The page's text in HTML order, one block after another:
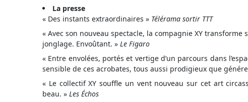
La presse
« Des instants extraordinaires » Télérama sortir TTT
« Avec son nouveau spectacle, la compagnie XY
jonglage. Envoûtant. » Le Figaro
« Entre envolées, portés et vertige d’un parcours dans
sensible de ces acrobates, tous aussi prodigieux que
« Le collectif XY souffle un vent nouveau sur cet art
beau. » Les Échos